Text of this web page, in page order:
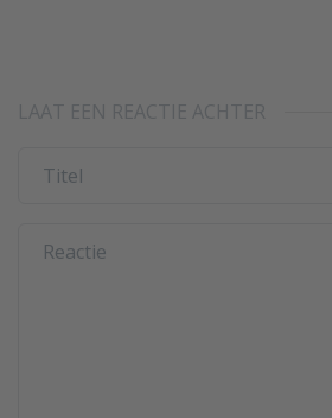
LAAT EEN REACTIE ACHTER